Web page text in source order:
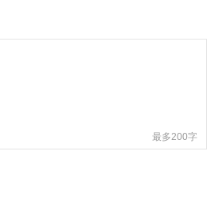
最多200字